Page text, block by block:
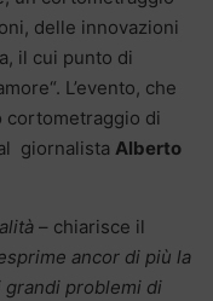
delle innovazioni
il cui punto di
L’evento, che
cortometraggio di
giornalista Alberto
– chiarisce il
ancor di più la
grandi problemi di